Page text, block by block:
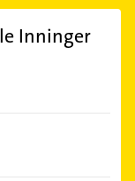
Inninger